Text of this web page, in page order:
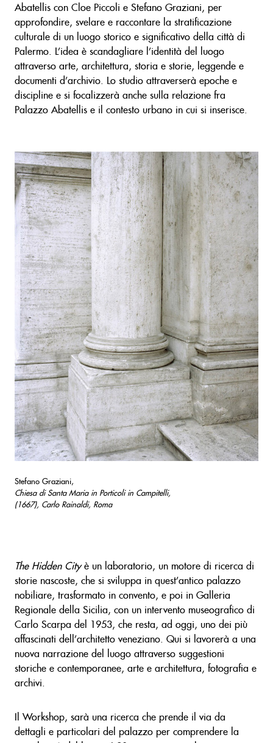
Abatellis con Cloe Piccoli e Stefano Graziani, per
approfondire, svelare e raccontare la stratificazione
culturale di un luogo storico e significativo della città di
Palermo. L’idea è scandagliare l’identità del luogo
attraverso arte, architettura, storia e storie, leggende e
documenti d’archivio. Lo studio attraverserà epoche e
discipline e si focalizzerà anche sulla relazione fra
Palazzo Abatellis e il contesto urbano in cui si inserisce.
Stefano Graziani,
Chiesa di Santa Maria in Porticoli in Campitelli,
(1667), Carlo Rainaldi, Roma
The Hidden Cityè un laboratorio, un motore di ricerca di
storie nascoste, che si sviluppa in quest’antico palazzo
nobiliare, trasformato in convento, e poi in Galleria
Regionale della Sicilia, con un intervento museografico di
Carlo Scarpa del 1953, che resta, ad oggi, uno dei più
affascinati dell’architetto veneziano. Qui si lavorerà a una
nuova narrazione del luogo attraverso suggestioni
storiche e contemporanee, arte e architettura, fotografia e
archivi.
Il Workshop, sarà una ricerca che prende il via da
dettagli e particolari del palazzo per comprendere la